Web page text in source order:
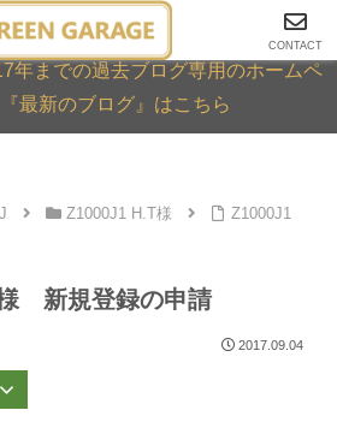
GARAGE ARCHIVE
年までの過去ブログ専用のホームペ
最新のブログ』はこちら
Z1000J1 H.T様
Z1000J1
新規登録の申請
2017.09.04
CONTACT